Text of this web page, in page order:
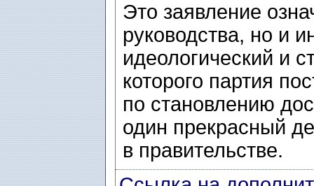
Это заявление
руководства, но и
идеологический и
которого партия
по становлению
один прекрасный
в правительстве.